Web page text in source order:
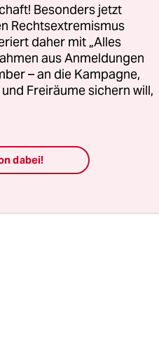
Besonders jetzt
Rechtsextremismus
daher mit „Alles
aus Anmeldungen
– an die Kampagne,
Freiräume sichern will,
dabei!